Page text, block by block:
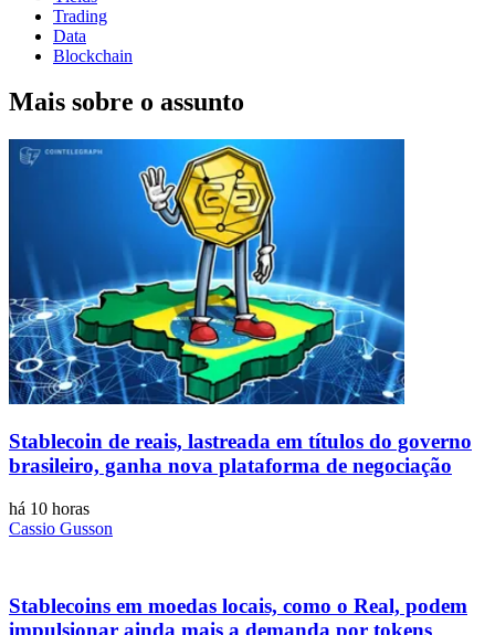
Trading
Data
Blockchain
Mais sobre o assunto
Stablecoin de reais, lastreada em títulos do governo
brasileiro, ganha nova plataforma de negociação
há 10 horas
Cassio Gusson
Stablecoins ​​em moedas locais, como o Real, podem